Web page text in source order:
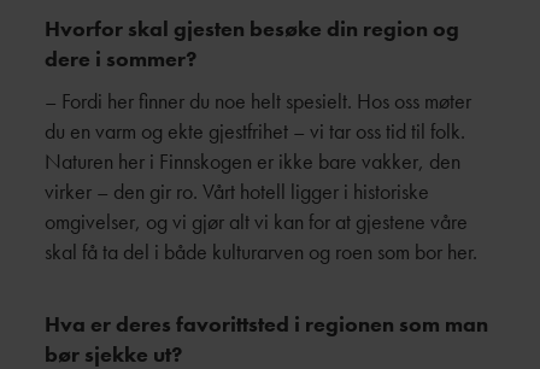
Hvorfor skal gjesten besøke din region og
dere i sommer?
– Fordi her finner du noe helt spesielt. Hos oss møter
du en varm og ekte gjestfrihet – vi tar oss tid til folk.
Naturen her i Finnskogen er ikke bare vakker, den
virker – den gir ro. Vårt hotell ligger i historiske
omgivelser, og vi gjør alt vi kan for at gjestene våre
skal få ta del i både kulturarven og roen som bor her.
Hva er deres favorittsted i regionen som man
bør sjekke ut?